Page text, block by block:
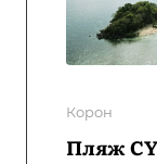
Корон
Пляж